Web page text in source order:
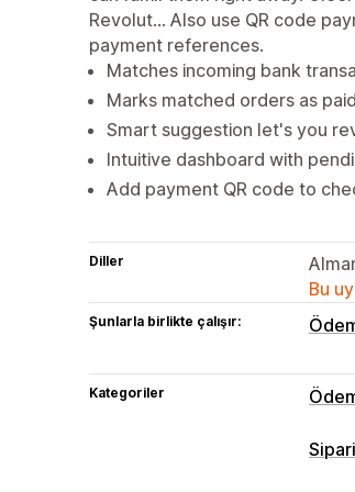
Revolut... Also use QR code
payment references.
Matches incoming bank
Marks matched orders as
Smart suggestion let's you
Intuitive dashboard with
Add payment QR code to
Diller
Bu
Şunlarla birlikte çalışır:
Kategoriler